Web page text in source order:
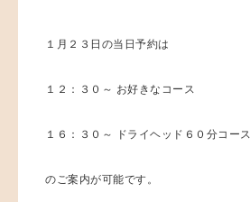
１月２３日の当日予約は
１２：３０～ お好きなコース
１６：３０～ ドライヘッド６０分コース
のご案内が可能です。